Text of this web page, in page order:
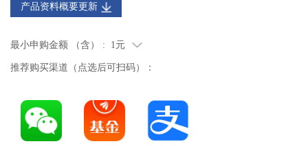
产品资料概要更新
最小申购金额 （含） : 1元
推荐购买渠道（点选后可扫码）：